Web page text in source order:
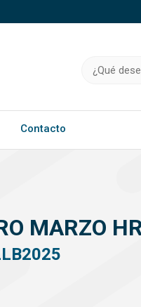
información confidencial
Contacto
MARZO